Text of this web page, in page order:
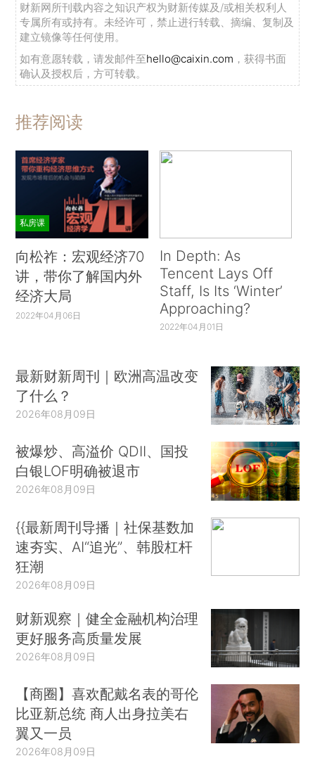
财新网所刊载内容之知识产权为财新传媒及/或相关权利人
专属所有或持有。未经许可，禁止进行转载、摘编、复制及
建立镜像等任何使用。
如有意愿转载，请发邮件至hello@caixin.com ，获得书面
确认及授权后，方可转载。
推荐阅读
私房课
向松祚：宏观经济70
讲，带你了解国内外
经济大局
2022年04月06日
In Depth: As
Tencent Lays Off
Staff, Is Its ‘Winter’
Approaching?
2022年04月01日
最新财新周刊｜欧洲高温改变
了什么？
2026年08月09日
被爆炒、高溢价 QDII、国投
白银LOF明确被退市
2026年08月09日
{{最新周刊导播｜社保基数加
速夯实、AI“追光”、韩股杠杆
狂潮
2026年08月09日
财新观察｜健全金融机构治理
更好服务高质量发展
2026年08月09日
【商圈】喜欢配戴名表的哥伦
比亚新总统 商人出身拉美右
翼又一员
2026年08月09日